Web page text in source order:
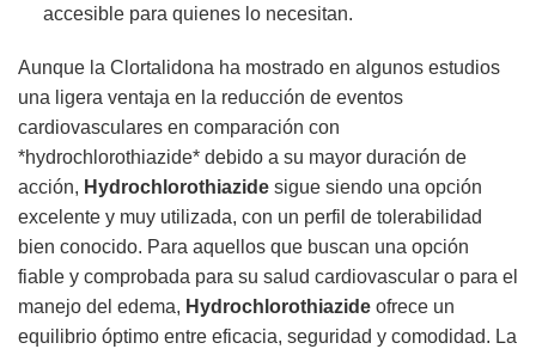
accesible para quienes lo necesitan.
Aunque la Clortalidona ha mostrado en algunos estudios
una ligera ventaja en la reducción de eventos
cardiovasculares en comparación con
*hydrochlorothiazide* debido a su mayor duración de
acción, Hydrochlorothiazide sigue siendo una opción
excelente y muy utilizada, con un perfil de tolerabilidad
bien conocido. Para aquellos que buscan una opción
fiable y comprobada para su salud cardiovascular o para el
manejo del edema, Hydrochlorothiazide ofrece un
equilibrio óptimo entre eficacia, seguridad y comodidad. La